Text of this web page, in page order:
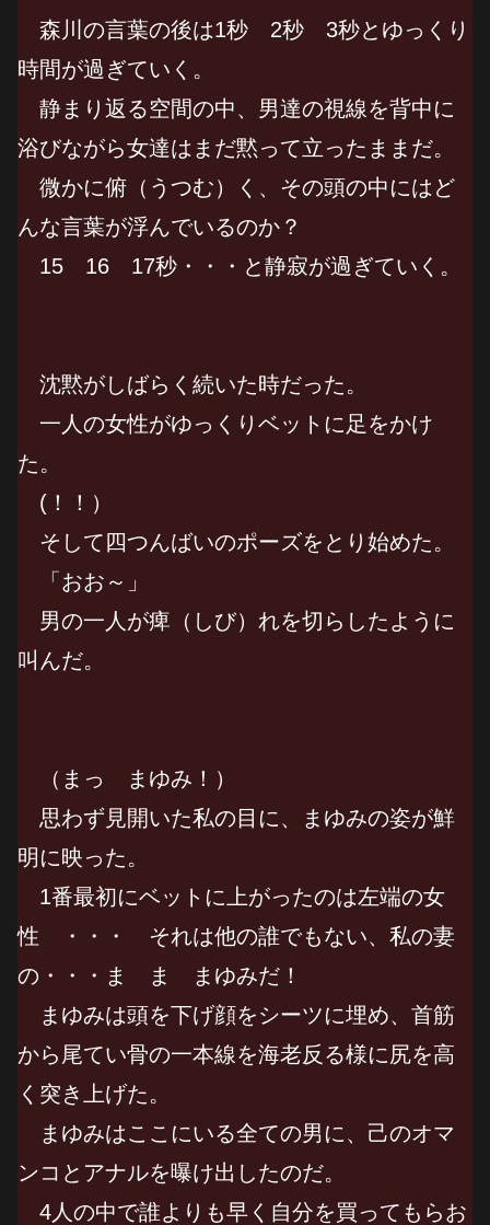
森川の言葉の後は1秒 2秒 3秒とゆっくり
時間が過ぎていく。
静まり返る空間の中、男達の視線を背中に
浴びながら女達はまだ黙って立ったままだ。
微かに俯（うつむ）く、その頭の中にはど
んな言葉が浮んでいるのか？
15 16 17秒・・・と静寂が過ぎていく。
沈黙がしばらく続いた時だった。
一人の女性がゆっくりベットに足をかけ
た。
(！！）
そして四つんばいのポーズをとり始めた。
「おお～」
男の一人が痺（しび）れを切らしたように
叫んだ。
（まっ まゆみ！）
思わず見開いた私の目に、まゆみの姿が鮮
明に映った。
1番最初にベットに上がったのは左端の女
性 ・・・ それは他の誰でもない、私の妻
の・・・ま ま まゆみだ！
まゆみは頭を下げ顔をシーツに埋め、首筋
から尾てい骨の一本線を海老反る様に尻を高
く突き上げた。
まゆみはここにいる全ての男に、己のオマ
ンコとアナルを曝け出したのだ。
4人の中で誰よりも早く自分を買ってもらお